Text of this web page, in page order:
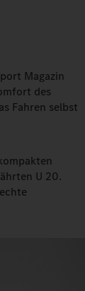
Magazin
des
Fahren selbst
U 20.